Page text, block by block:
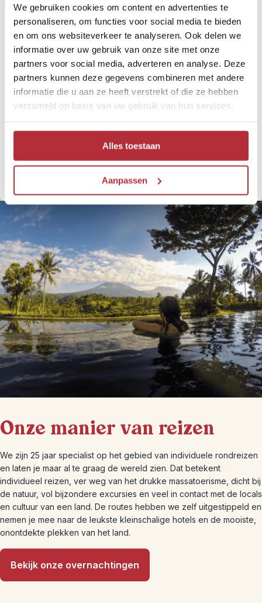
We gebruiken cookies om content en advertenties te
personaliseren, om functies voor social media te bieden
en om ons websiteverkeer te analyseren. Ook delen we
informatie over uw gebruik van onze site met onze
partners voor social media, adverteren en analyse. Deze
partners kunnen deze gegevens combineren met andere
informatie die u aan ze heeft verstrekt of die ze hebben
verzameld op basis van uw gebruik van hun services.
Alles toestaan
Aanpassen
Ontdek jouw droombestemming
Waar gaat jouw volgende reis heen? Het Riksja Reiskompas
bestemmingen die echt bij je passen!
Doe het Riksja's Reiskompas
Onze manier van reizen
We zijn 25 jaar specialist op het gebied van individuele rondreizen
en laten je maar al te graag de wereld zien. Dat betekent
individueel reizen, ver weg van het drukke massatoerisme, dicht bij
de natuur, vol bijzondere excursies en veel in contact met de locals
en cultuur van een land. De routes hebben we zelf uitgestippeld en
nemen je mee naar de leukste kleinschalige hotels en de mooiste,
onontdekte plekken van het land.
Bekijk onze overnachtingen